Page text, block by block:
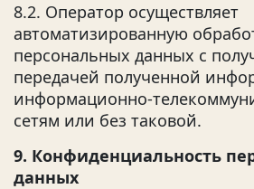
8.2. Оператор осуществляет
автоматизированную
персональных данных с
передачей полученной
информационно-
сетям или без таковой.
9. Конфиденциальность
данных